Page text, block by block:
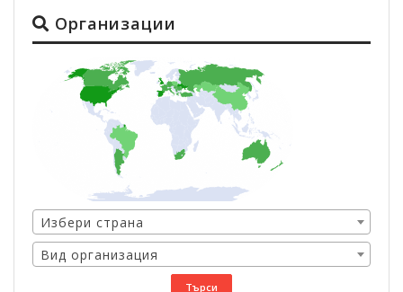
Организации
Избери страна
Вид организация
Търси